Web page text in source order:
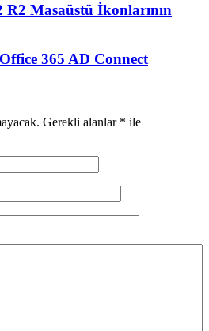
R2 Masaüstü İkonlarının
365 AD Connect
Gerekli alanlar * ile